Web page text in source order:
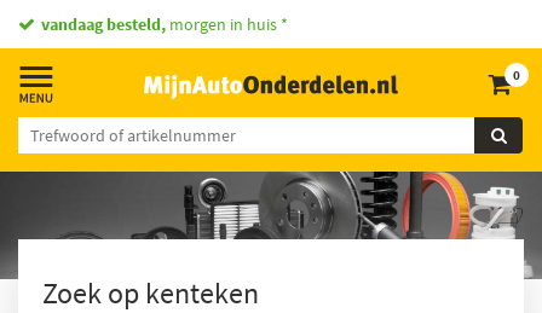
vandaag besteld, morgen in huis *
0
Zoek op kenteken